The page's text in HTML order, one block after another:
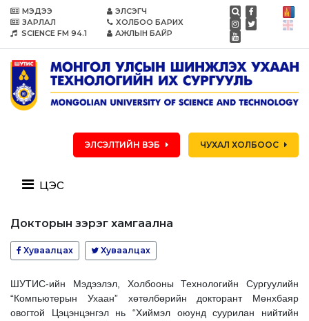
МЭДЭЭ
ЗАРЛАЛ
SCIENCE FM 94.1
ЭЛСЭГЧ
ХОЛБОО БАРИХ
АЖЛЫН БАЙР
ЭЛСЭЛТИЙН ВЭБ ЧУХАЛ ХОЛБООС
цэс
Докторын зэрэг хамгаална
Хуваалцах Хуваалцах
ШУТИС-ийн Мэдээлэл, Холбооны Технологийн Сургуулийн
“Компьютерын Ухаан” хөтөлбөрийн докторант Мөнхбаяр
овогтой Цэцэнцэнгэл нь “Хиймэл оюунд суурилан нийтийн